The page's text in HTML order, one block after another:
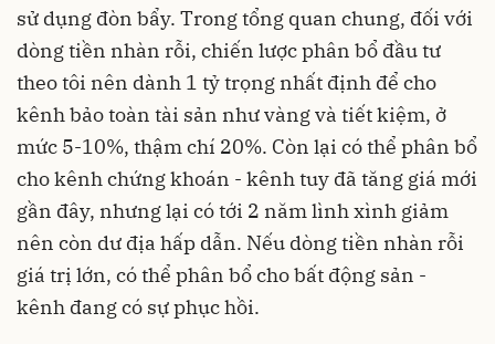
sử dụng đòn bẩy. Trong tổng quan chung, đối với
dòng tiền nhàn rỗi, chiến lược phân bổ đầu tư
theo tôi nên dành 1 tỷ trọng nhất định để cho
kênh bảo toàn tài sản như vàng và tiết kiệm, ở
mức 5-10%, thậm chí 20%. Còn lại có thể phân bổ
cho kênh chứng khoán - kênh tuy đã tăng giá mới
gần đây, nhưng lại có tới 2 năm lình xình giảm
nên còn dư địa hấp dẫn. Nếu dòng tiền nhàn rỗi
giá trị lớn, có thể phân bổ cho bất động sản -
kênh đang có sự phục hồi.